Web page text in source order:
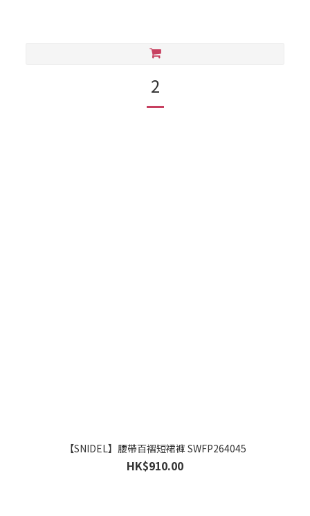
2
【SNIDEL】腰帶百褶短裙褲 SWFP264045
HK$910.00